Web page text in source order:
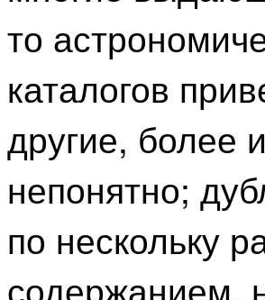
то
каталогов
другие, более
непонятно;
по нескольку
содержанием,